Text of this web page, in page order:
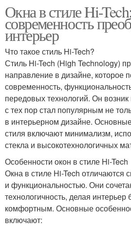
Окна в стиле Hi-
современность
интерьер
Что такое стиль Hi-Tech?
Стиль Hi-Tech (High Technology)
направление в дизайне, которое
современность,
передовых технологий. Он
с тех пор стал популярным не
в интерьерном дизайне.
стиля включают минимализм,
стекла и высокотехнологичных
Особенности окон в стиле Hi-Tech
Окна в стиле Hi-Tech отличаются
и функциональностью. Они
технологичность, делая
комфортным. Основные
включают: